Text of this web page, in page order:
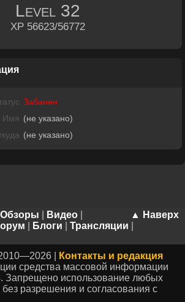
Level 32
XP 56623/56772
Забанен
Имя (не указано)
(не указано)
▲ Наверх
Обзоры Видео
Блоги Трансляции
|
Контакты и редакция
средства массовой информации
использование любых
разрешения и согласования с